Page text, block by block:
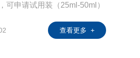
可申请试用装（25ml-50ml）
查看更多 +